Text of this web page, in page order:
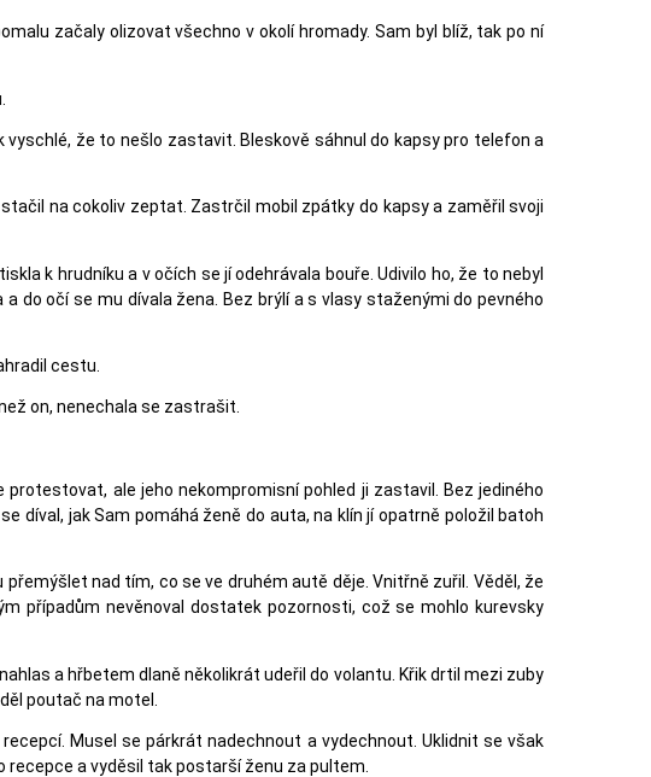
začaly olizovat všechno v okolí hromady. Sam byl blíž, tak po ní
že to nešlo zastavit. Bleskově sáhnul do kapsy pro telefon a
na cokoliv zeptat. Zastrčil mobil zpátky do kapsy a zaměřil svoji
k hrudníku a v očích se jí odehrávala bouře. Udivilo ho, že to nebyl
do očí se mu dívala žena. Bez brýlí a s vlasy staženými do pevného
cestu.
on, nenechala se zastrašit.
ale jeho nekompromisní pohled ji zastavil. Bez jediného
díval, jak Sam pomáhá ženě do auta, na klín jí opatrně položil batoh
nad tím, co se ve druhém autě děje. Vnitřně zuřil. Věděl, že
případům nevěnoval dostatek pozornosti, což se mohlo kurevsky
a hřbetem dlaně několikrát udeřil do volantu. Křik drtil mezi zuby
poutač na motel.
Musel se párkrát nadechnout a vydechnout. Uklidnit se však
recepce a vyděsil tak postarší ženu za pultem.